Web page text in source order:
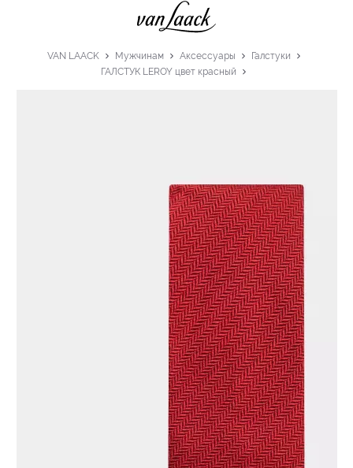
VAN LAACK Мужчинам Аксессуары
Галстуки
ГАЛСТУК LEROY цвет красный